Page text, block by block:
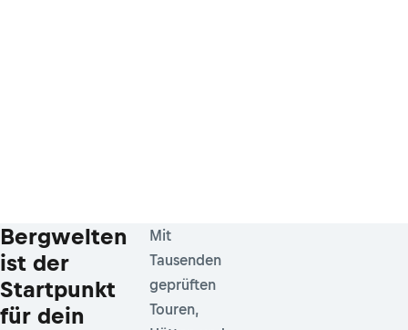
Bergwelten
ist der
Startpunkt
für dein
Mit
Tausenden
geprüften
Touren,